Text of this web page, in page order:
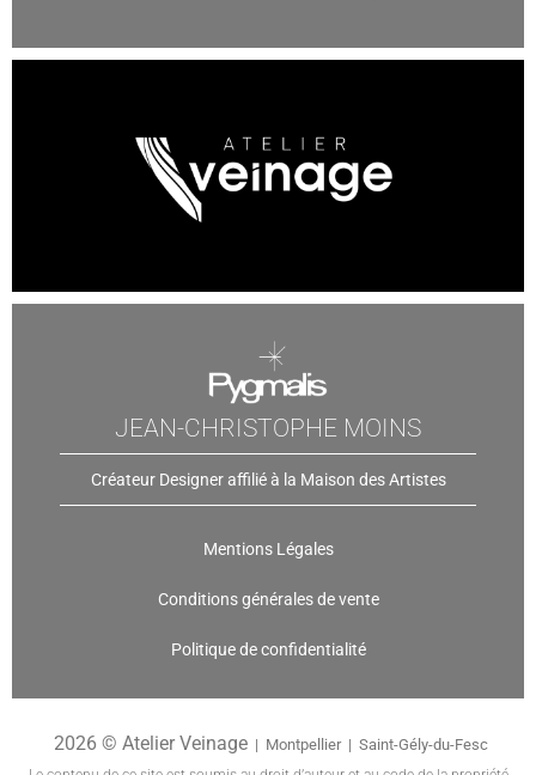
JEAN-CHRISTOPHE MOINS
Créateur Designer affilié à la Maison des Artistes
Mentions Légales
Conditions générales de vente
Politique de confidentialité
2026 © Atelier Veinage| Montpellier | Saint-Gély-du-Fesc